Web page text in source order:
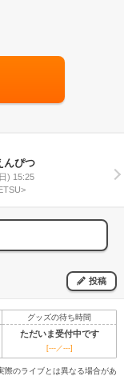
んぴつ
) 15:25
投稿
グッズの待ち時間
ただいま受付中です
[---／---]
のライブとは異なる場合があ